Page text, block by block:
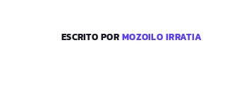
ESCRITO PORMOZOILO IRRATIA